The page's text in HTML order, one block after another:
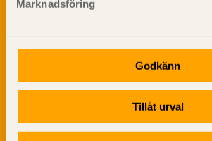
Marknadsföring
Godkänn
Tillåt urval
Barrträdets uppbyggnad
Sågverksprocessen
Träbaserade produkter
Kemisk behandling
Byggfysik
materialet trä samt instruktioner